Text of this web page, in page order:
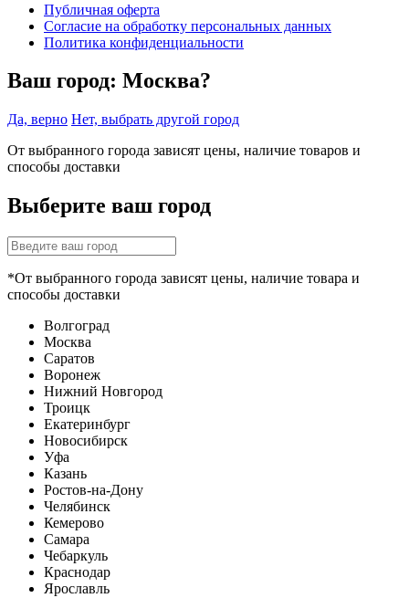
Публичная оферта
Согласие на обработку персональных данных
Политика конфиденциальности
Ваш город: Москва?
Да, верно Нет, выбрать другой город
От выбранного города зависят цены, наличие товаров и
способы доставки
Выберите ваш город
*От выбранного города зависят цены, наличие товара и
способы доставки
Волгоград
Москва
Саратов
Воронеж
Нижний Новгород
Троицк
Екатеринбург
Новосибирск
Уфа
Казань
Ростов-на-Дону
Челябинск
Кемерово
Самара
Чебаркуль
Краснодар
Ярославль